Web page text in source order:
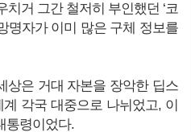
치거 그간 철저히 부인했던 ‘코
명자가 이미 많은 구체 정보를
상은 거대 자본을 장악한 딥스
각국 대중으로 나뉘었고, 이
통령이었다.